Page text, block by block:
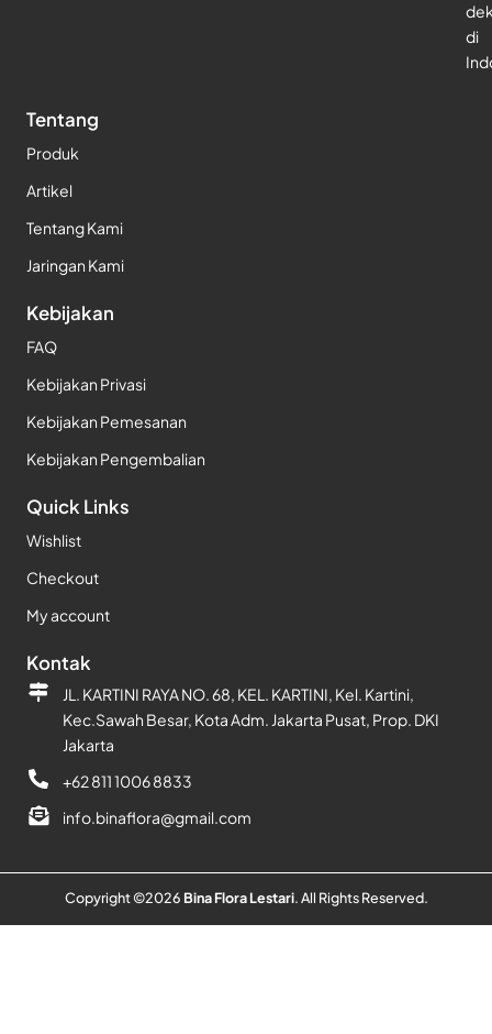
di
Tentang
Produk
Artikel
Tentang Kami
Jaringan Kami
Kebijakan
FAQ
Kebijakan Privasi
Kebijakan Pemesanan
Kebijakan Pengembalian
Quick Links
Wishlist
Checkout
My account
Kontak
JL. KARTINI RAYA NO. 68, KEL. KARTINI, Kel. Kartini,
Kec.Sawah Besar, Kota Adm. Jakarta Pusat, Prop. DKI
Jakarta
+62 811 1006 8833
info.binaflora@gmail.com
Copyright ©2026 Bina Flora Lestari. All Rights Reserved.